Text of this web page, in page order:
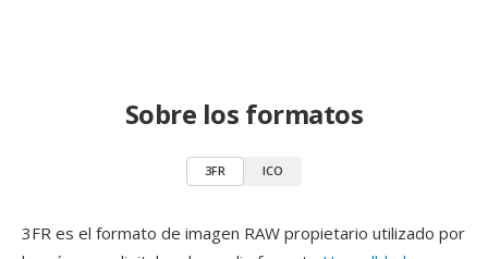
Sobre los formatos
3FR ICO
3FR es el formato de imagen RAW propietario utilizado por